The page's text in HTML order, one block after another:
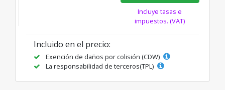
Incluye tasas e
impuestos. (VAT)
Incluido en el precio:
Exención de daños por colisión (CDW)
La responsabilidad de terceros(TPL)